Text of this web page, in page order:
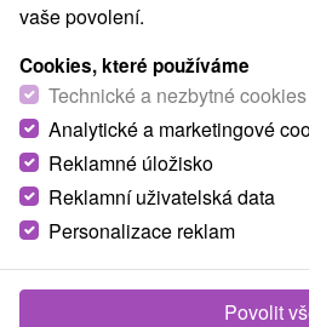
Grand Hotel Bellevue
Smokovec
Vysokých Tater, v Horním
vaše povolení.
Cookies, které používáme
Technické a nezbytné cookies
Analytické a marketingové
Reklamné úložisko
Reklamní uživatelská data
Personalizace reklam
Povolit